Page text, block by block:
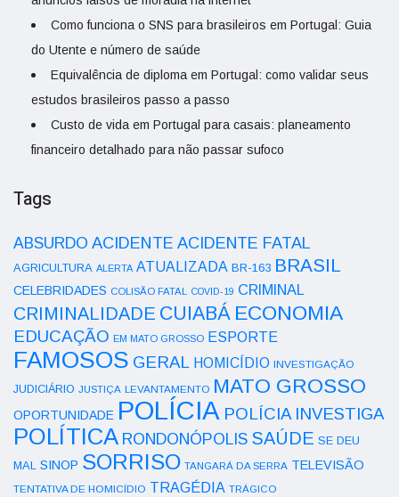
Como funciona o SNS para brasileiros em Portugal: Guia
do Utente e número de saúde
Equivalência de diploma em Portugal: como validar seus
estudos brasileiros passo a passo
Custo de vida em Portugal para casais: planeamento
financeiro detalhado para não passar sufoco
Tags
ABSURDO ACIDENTE ACIDENTE FATAL
AGRICULTURA ALERTA ATUALIZADA BR-163 BRASIL
CELEBRIDADES COLISÃO FATAL COVID-19 CRIMINAL
CRIMINALIDADE CUIABÁ ECONOMIA
EDUCAÇÃO EM MATO GROSSO ESPORTE
FAMOSOS GERAL HOMICÍDIO INVESTIGAÇÃO
JUDICIÁRIO JUSTIÇA LEVANTAMENTO MATO GROSSO
OPORTUNIDADE POLÍCIA POLÍCIA INVESTIGA
POLÍTICA RONDONÓPOLIS SAÚDE SE DEU
MAL SINOP SORRISO TANGARÁ DA SERRA TELEVISÃO
TENTATIVA DE HOMICÍDIO TRAGÉDIA TRÁGICO